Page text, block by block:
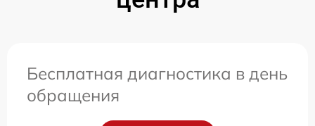
Бесплатная диагностика в день
обращения